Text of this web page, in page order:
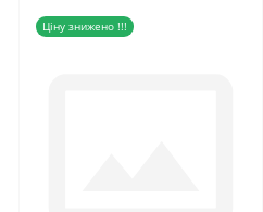
Ціну знижено !!!